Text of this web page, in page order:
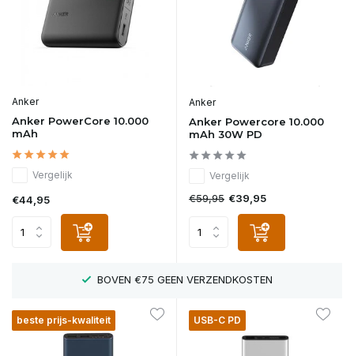
Anker
Anker PowerCore 10.000
mAh
Vergelijk
€44,95
Anker
Anker Powercore 10.000
mAh 30W PD
Vergelijk
€59,95 €39,95
LAAGSTE PRIJZEN IN NEDERLAND
beste prijs-kwaliteit USB-C PD